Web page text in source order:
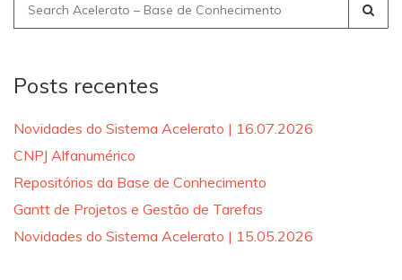
Search
for:
Posts recentes
Novidades do Sistema Acelerato | 16.07.2026
CNPJ Alfanumérico
Repositórios da Base de Conhecimento
Gantt de Projetos e Gestão de Tarefas
Novidades do Sistema Acelerato | 15.05.2026